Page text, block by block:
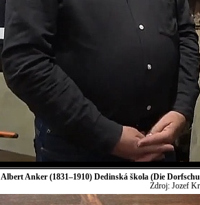
Albert Anker (1831–1910) Dedinská škola (Die
Zdroj: Jozef